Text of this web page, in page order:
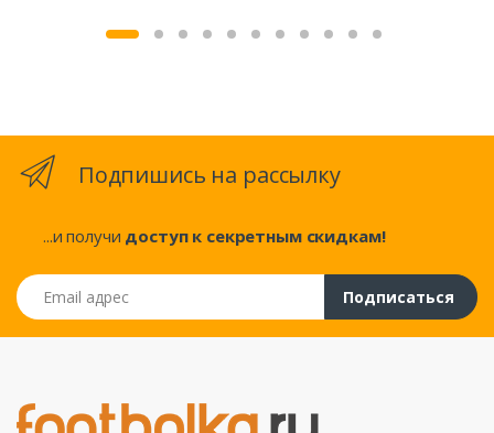
Подпишись на рассылку
...и получи доступ к секретным скидкам!
Email адрес
Подписаться